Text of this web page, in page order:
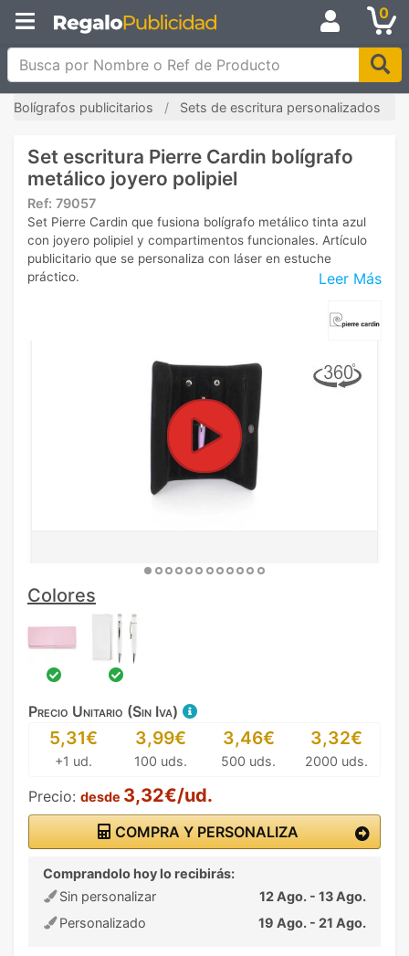
0
Busca por Nombre o Ref de Producto
Bolígrafos publicitarios Sets de escritura personalizados
Set escritura Pierre Cardin bolígrafo
metálico joyero polipiel
Ref: 79057
Leer Más
Set Pierre Cardin que fusiona bolígrafo metálico tinta azul
con joyero polipiel y compartimentos funcionales. Artículo
publicitario que se personaliza con láser en estuche
práctico.
Colores
Precio Unitario (Sin Iva)
5,31€
+1 ud.
3,99€
100 uds.
3,46€
500 uds.
3,32€
2000 uds.
Precio: desde 3,32€/ud.
COMPRA Y PERSONALIZA
Comprandolo hoy lo recibirás:
Sin personalizar
12 Ago. - 13 Ago.
Personalizado
19 Ago. - 21 Ago.